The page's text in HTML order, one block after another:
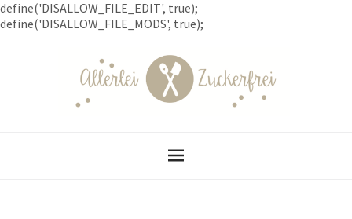
define('DISALLOW_FILE_EDIT', true);
define('DISALLOW_FILE_MODS', true);